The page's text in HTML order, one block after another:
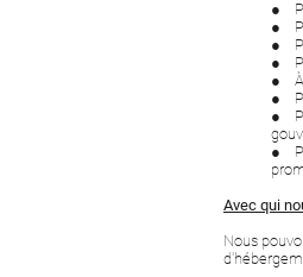
●
●
●
●
● À
●
●
●
Avec qui
Nous